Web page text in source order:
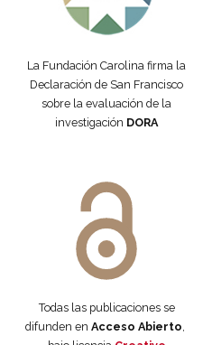
La Fundación Carolina firma la
Declaración de San Francisco
sobre la evaluación de la
investigación DORA
Todas las publicaciones se
difunden en Acceso Abierto